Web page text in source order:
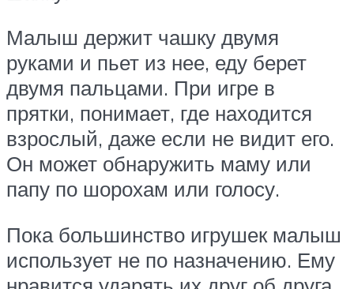
Малыш держит чашку двумя
руками и пьет из нее, еду берет
двумя пальцами. При игре в
прятки, понимает, где находится
взрослый, даже если не видит его.
Он может обнаружить маму или
папу по шорохам или голосу.
Пока большинство игрушек малыш
использует не по назначению. Ему